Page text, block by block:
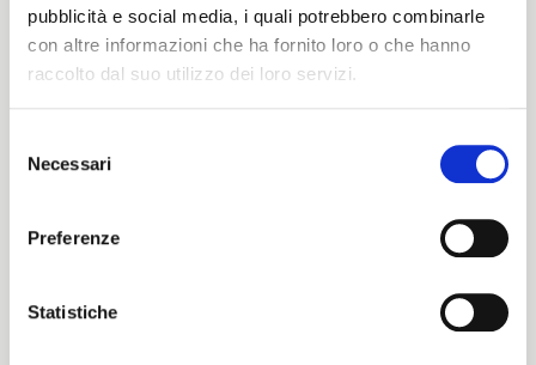
pubblicità e social media, i quali potrebbero combinarle
con altre informazioni che ha fornito loro o che hanno
raccolto dal suo utilizzo dei loro servizi.
delNecessari
Preferenze
Statistiche
Washing instructions
8obWd